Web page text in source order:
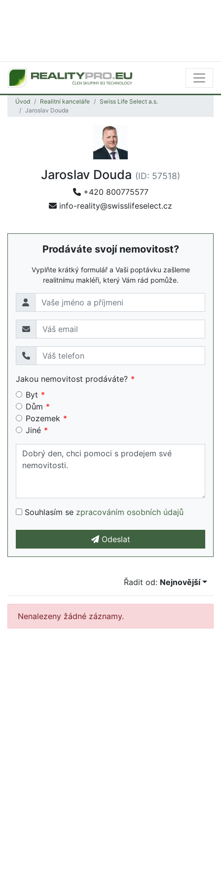
Úvod Realitní kanceláře
Swiss Life Select a.s.
Jaroslav Douda
Jaroslav Douda (ID: 57518)
+420 800775577
info-reality@swisslifeselect.cz
Prodáváte svojí nemovitost?
Vyplňte krátký formulář a Vaši poptávku zašleme
realitnímu makléři, který Vám rád pomůže.
Jakou nemovitost prodáváte?
Byt
Dům
Pozemek
Jiné
Souhlasím se zpracováním osobních údajů
Odeslat
Řadit od: Nejnovější
Nenalezeny žádné záznamy.